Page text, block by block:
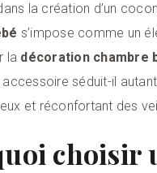
la création d’un
s’impose comme un
la décoration chambre
séduit-il
et réconfortant des
choisir